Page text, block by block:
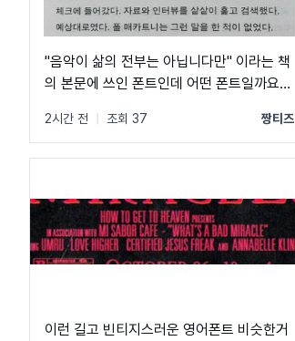
"음악이 삶의 전부는 아닙니다만" 이라는 책
의 본문에 쓰인 폰트인데 어떤 폰트일까요?
습니다 ㅠㅠ
2시간 전 조회 37 짱티즈
이런 길고 빈티지스러운 영어폰트 비슷한거